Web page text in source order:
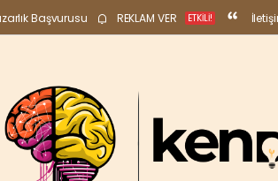
Başvurusu REKLAM VER ETKILI!